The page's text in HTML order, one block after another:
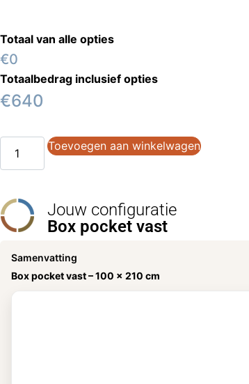
Totaal van alle opties
€0
Totaalbedrag inclusief opties
€640
Toevoegen aan winkelwagen
Jouw configuratie
Box pocket vast
Samenvatting
Box pocket vast –100 x 210 cm